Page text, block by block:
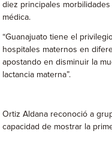
diez principales
médica.
“Guanajuato tiene el
hospitales maternos en
apostando en disminuir la
lactancia materna”.
Ortiz Aldana reconoció a
capacidad de mostrar la